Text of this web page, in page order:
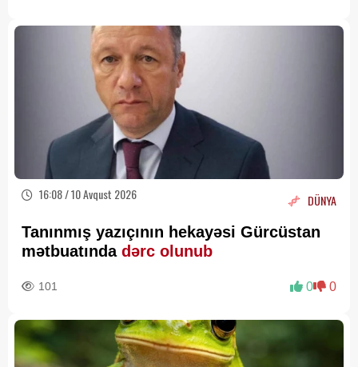
16:08 / 10 Avqust 2026 DÜNYA
Tanınmış yazıçının hekayəsi Gürcüstan
mətbuatında dərc olunub
101 0 0